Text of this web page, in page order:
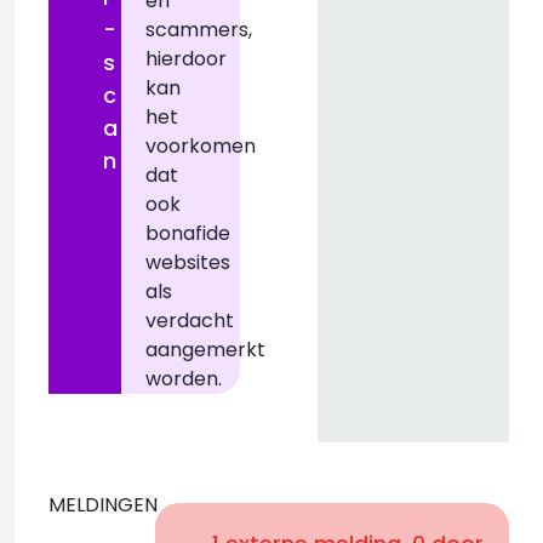
-
s
c
a
n
scammers,
hierdoor
kan
het
voorkomen
dat
ook
bonafide
websites
als
verdacht
aangemerkt
worden.
MELDINGEN